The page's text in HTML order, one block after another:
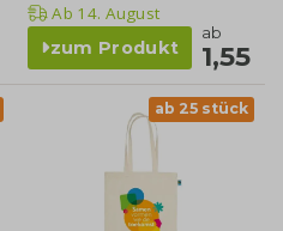
Ab 14. August
zum Produkt
ab
1,55
ab 25 stück